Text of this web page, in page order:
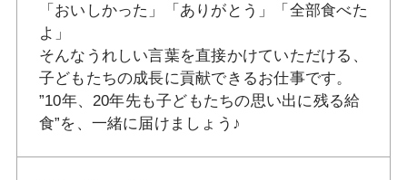
「おいしかった」「ありがとう」「全部食べた
よ」
そんなうれしい言葉を直接かけていただける、
子どもたちの成長に貢献できるお仕事です。
”10年、20年先も子どもたちの思い出に残る給
食”を、一緒に届けましょう♪